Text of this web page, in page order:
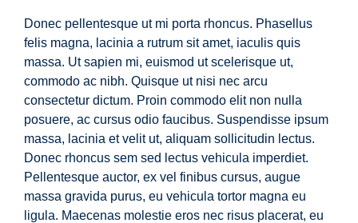
Donec pellentesque ut mi porta rhoncus. Phasellus
felis magna, lacinia a rutrum sit amet, iaculis quis
massa. Ut sapien mi, euismod ut scelerisque ut,
commodo ac nibh. Quisque ut nisi nec arcu
consectetur dictum. Proin commodo elit non nulla
posuere, ac cursus odio faucibus. Suspendisse ipsum
massa, lacinia et velit ut, aliquam sollicitudin lectus.
Donec rhoncus sem sed lectus vehicula imperdiet.
Pellentesque auctor, ex vel finibus cursus, augue
massa gravida purus, eu vehicula tortor magna eu
ligula. Maecenas molestie eros nec risus placerat, eu